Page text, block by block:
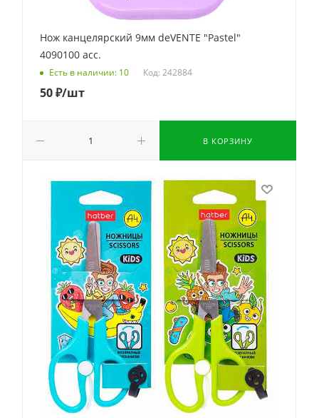
Нож канцелярский 9мм deVENTE "Pastel"
4090100 асс.
Есть в наличии: 10 Код: 242884
50₽/шт
В КОРЗИНУ